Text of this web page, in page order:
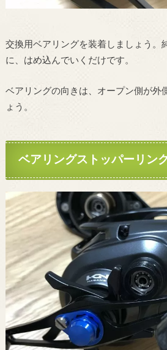
交換用ベアリングを装着しましょう。
に、はめ込んでいくだけです。
ベアリングの向きは、オープン側が外
ょう。
ベアリングストッパーリン